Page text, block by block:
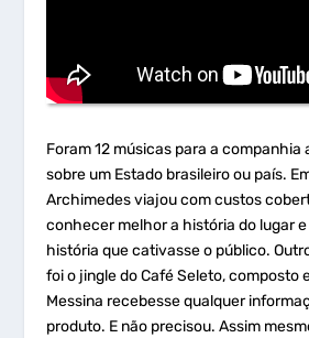
Foram 12 músicas para a companhia
sobre um Estado brasileiro ou país.
Archimedes viajou com custos
conhecer melhor a história do lugar
história que cativasse o público.
foi o jingle do Café Seleto, composto
Messina recebesse qualquer
produto. E não precisou. Assim